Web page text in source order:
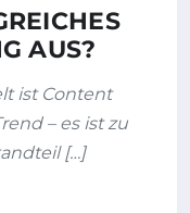
AUS?
ist Content
– es ist zu
[…]